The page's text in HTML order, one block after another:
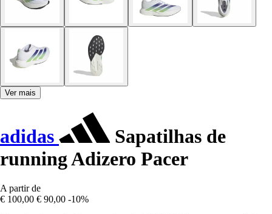
Ver mais
adidas
Sapatilhas de
running Adizero Pacer
A partir de
€ 100,00 € 90,00 -10%